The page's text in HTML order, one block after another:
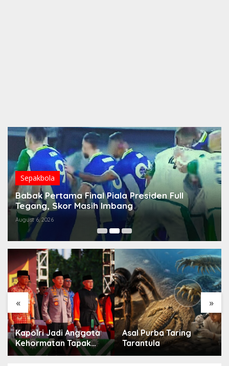
Sepakbola
Babak Pertama Final Piala Presiden Full
Tegang, Skor Masih Imbang
August 6, 2026
« »
Kapolri Jadi Anggota
Kehormatan Tapak
Suci, Ini Pesannya
Asal Purba Taring
Tarantula